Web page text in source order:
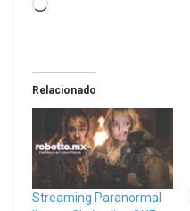
Loading…
Relacionado
Streaming Paranormal